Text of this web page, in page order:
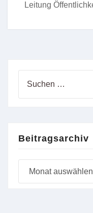
Leitung
Beitragsarchiv